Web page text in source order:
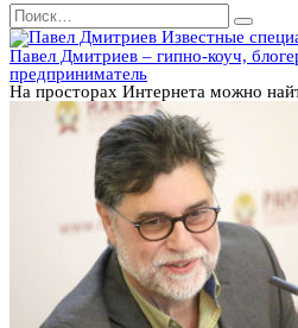
Search
for:
Известные
Павел Дмитриев – гипно-коуч,
предприниматель
На просторах Интернета можно